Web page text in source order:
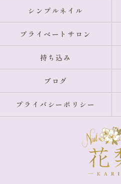
シンプルネイル
プライベートサロン
持ち込み
ブログ
プライバシーポリシー